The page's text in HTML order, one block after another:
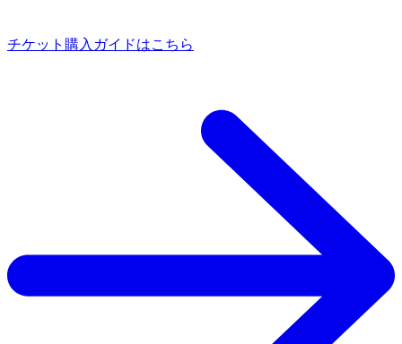
チケット購入ガイドはこちら